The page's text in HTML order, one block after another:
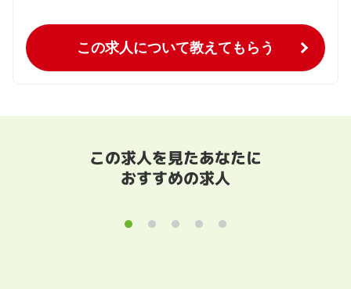
この求人について教えてもらう
この求人を見たあなたに
おすすめの求人